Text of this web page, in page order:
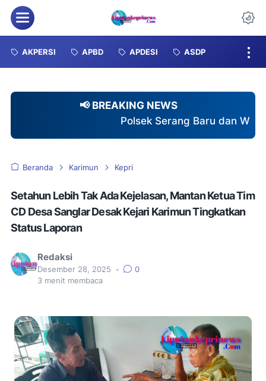
Menu
AKPERSI APBD APDESI ASDP
📢 BREAKING NEWS
Polsek Serang Baru dan Warga Telaga
Beranda Karimun Kepri
Setahun Lebih Tak Ada Kejelasan, Mantan Ketua Tim
CD Desa Sanglar Desak Kejari Karimun Tingkatkan
Status Laporan
Redaksi
Desember 28, 2025 •
0
3 menit membaca